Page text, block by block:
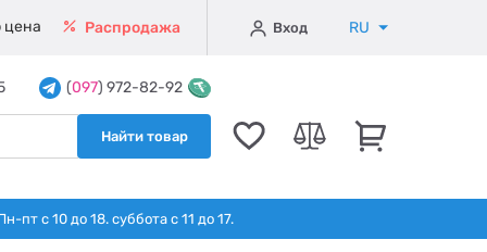
цена Распродажа Вход RU
(097) 972-82-92
Найти товар
с 10 до 18. суббота с 11 до 17.